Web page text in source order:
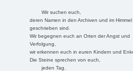
Wir suchen euch,
deren Namen in den Archiven und im Himmel
geschrieben sind.
Wir begegnen euch an Orten der Angst und
Verfolgung,
wir erkennen euch in euren Kindern und
Die Steine sprechen von euch,
jeden Tag.